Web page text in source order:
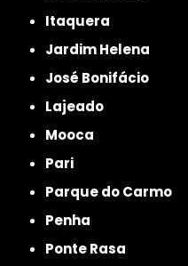
Itaquera
Jardim Helena
José Bonifácio
Lajeado
Mooca
Pari
Parque do Carmo
Penha
Ponte Rasa